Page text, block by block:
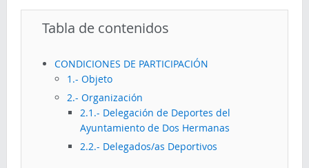
Tabla de contenidos
CONDICIONES DE PARTICIPACIÓN
1.- Objeto
2.- Organización
2.1.- Delegación de Deportes del
Ayuntamiento de Dos Hermanas
2.2.- Delegados/as Deportivos